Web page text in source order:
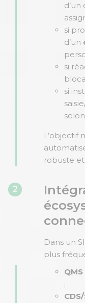
si
d’un
si
si
L’objectif
robuste
2
Dans un
plus
QMS
;